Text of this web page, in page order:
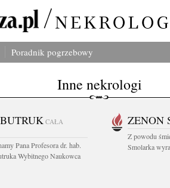
Poradnik pogrzebowy
Inne nekrologi
CAŁA
Pana Profesora dr. hab.
Wybitnego Naukowca
ZENON
Z powodu
Smolarka